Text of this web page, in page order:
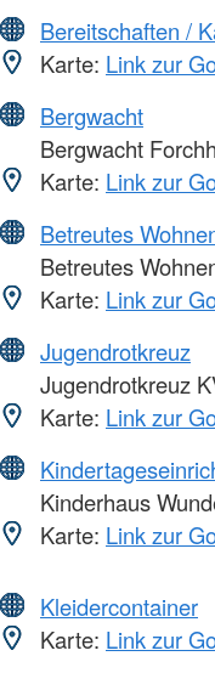
Bereitschaften /
Karte: Link zur
Bergwacht
Bergwacht
Karte: Link zur
Betreutes
Betreutes
Karte: Link zur
Jugendrotkreuz
Jugendrotkreuz
Karte: Link zur
Kinderhaus
Karte: Link zur
Kleidercontainer
Karte: Link zur